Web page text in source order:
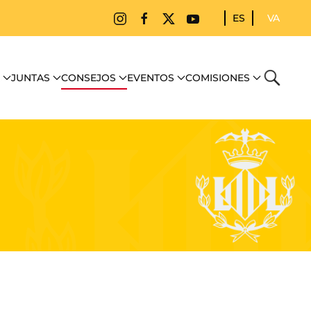
ES VA
JUNTAS CONSEJOS EVENTOS COMISIONES BUSCAR